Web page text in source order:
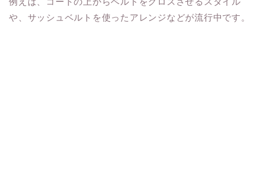
や、サッシュベルトを使ったアレンジなどが流行中です。